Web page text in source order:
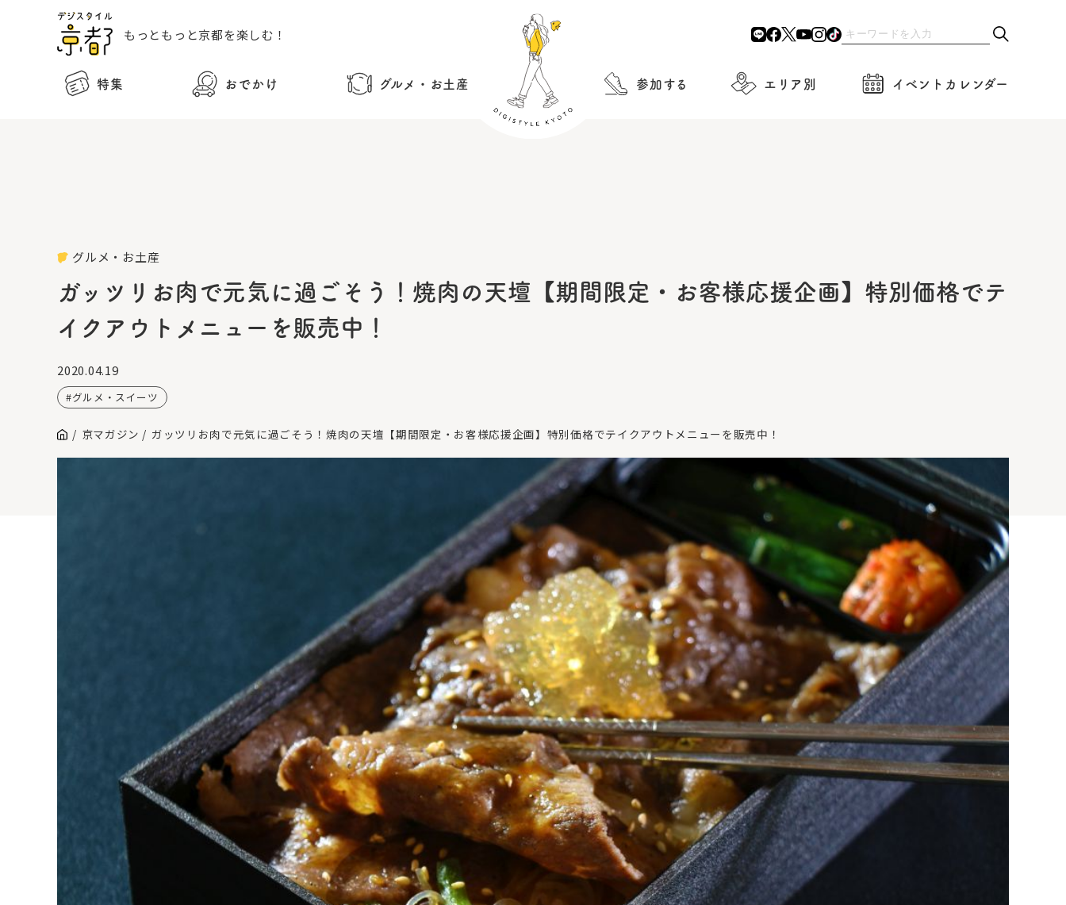
もっともっと京都を楽しむ！
特集 おでかけ グルメ・お土産 参加する エリア別 イベントカレンダー
グルメ・お土産
ガッツリお肉で元気に過ごそう！焼肉の天壇【期間限定・お客様応援企画】特別価格でテ
イクアウトメニューを販売中！
2020.04.19
グルメ・スイーツ
京マガジン ガッツリお肉で元気に過ごそう！焼肉の天壇【期間限定・お客様応援企画】特別価格でテイクアウトメニューを販売中！